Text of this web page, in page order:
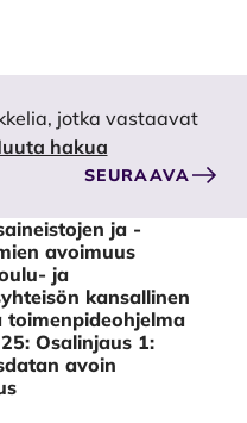
jotka vastaavat
hakua
SEURAAVA
ja -
avoimuus
ja
kansallinen
toimenpideohjelma
Osalinjaus 1:
avoin